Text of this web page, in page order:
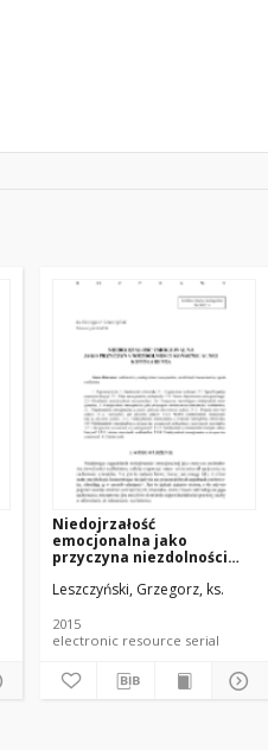
Niedojrzałość
emocjonalna jako
przyczyna niezdolności
kontrahenta
Leszczyński, Grzegorz, ks.
2015
electronic resource serial